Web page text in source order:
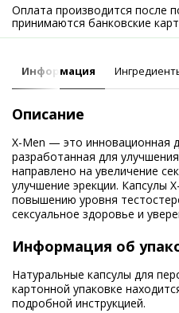
Оплата производится после
принимаются банковские
Информация
Описание
X-Men — это инновационная
разработанная для
направлено на увеличение
улучшение эрекции. Капсулы
повышению уровня
сексуальное здоровье и
Информация об
Натуральные капсулы для
картонной упаковке
подробной инструкцией.